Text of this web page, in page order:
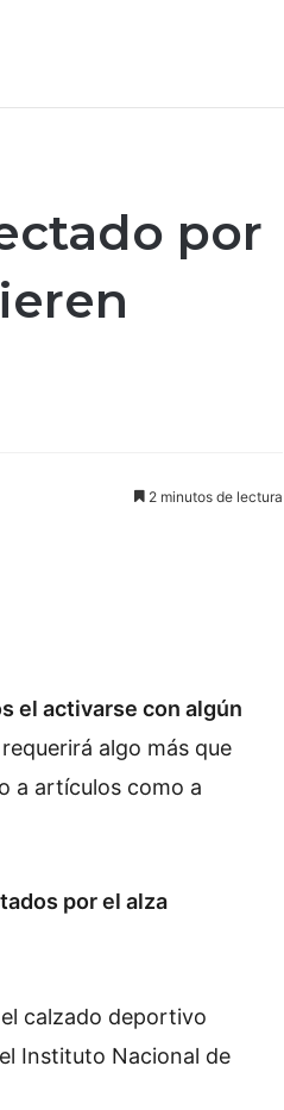
por
2 minutos de lectura
el activarse con algún
algo más que
a artículos como a
por el alza
calzado deportivo
Instituto Nacional de